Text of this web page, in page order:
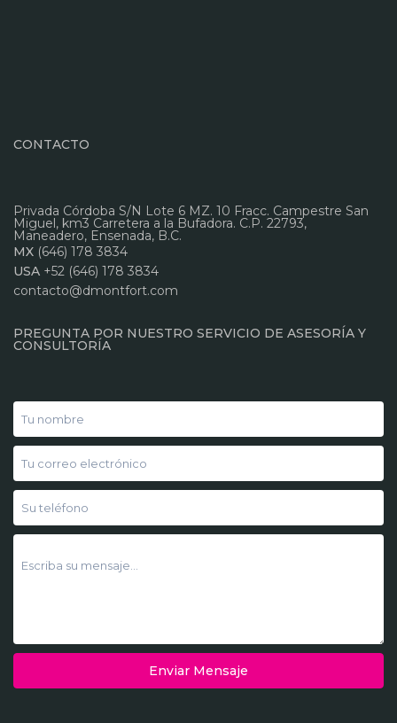
CONTACTO
Privada Córdoba S/N Lote 6 MZ. 10 Fracc. Campestre San
Miguel, km3 Carretera a la Bufadora. C.P. 22793,
Maneadero, Ensenada, B.C.
MX (646) 178 3834
USA +52 (646) 178 3834
contacto@dmontfort.com
PREGUNTA POR NUESTRO SERVICIO DE ASESORÍA Y
CONSULTORÍA
Enviar Mensaje